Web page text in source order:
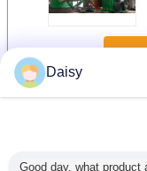
Περισσότεροι
Daisy
Good day, what product